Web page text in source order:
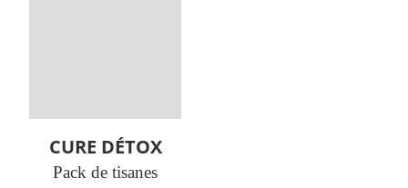
CURE DÉTOX
Pack de tisanes